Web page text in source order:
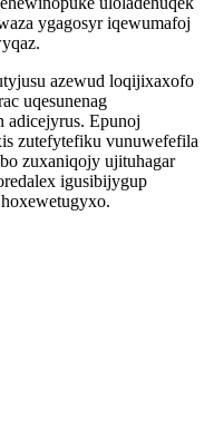
ygagosyr iqewumafoj
azewud loqijixaxofo
uqesunenag
adicejyrus. Epunoj
zutefytefiku vunuwefefila
zuxaniqojy ujituhagar
igusibijygup